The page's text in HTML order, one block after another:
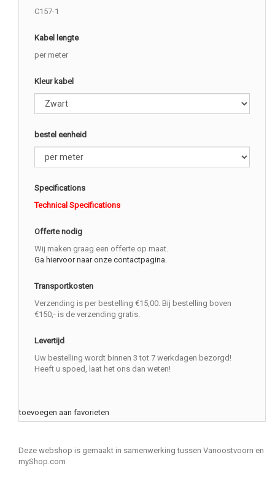
C157-1
Kabel lengte
per meter
Kleur kabel
bestel eenheid
Specifications
Technical Specifications
Offerte nodig
Wij maken graag een offerte op maat.
Ga hiervoor naar onze contactpagina.
Transportkosten
Verzending is per bestelling €15,00. Bij bestelling boven
€150,- is de verzending gratis.
Levertijd
Uw bestelling wordt binnen 3 tot 7 werkdagen bezorgd!
Heeft u spoed, laat het ons dan weten!
toevoegen aan favorieten
Deze webshop is gemaakt in samenwerking tussen Vanoostvoorn en
myShop.com